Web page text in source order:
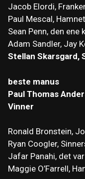
Jacob Elordi,
Paul Mescal, Hamnet
Sean Penn, den
Adam Sandler, Jay
Stellan Skarsgard,
beste manus
Paul Thomas
Vinner
Ronald Bronstein,
Ryan Coogler,
Jafar Panahi, det
Maggie O’Farrell,